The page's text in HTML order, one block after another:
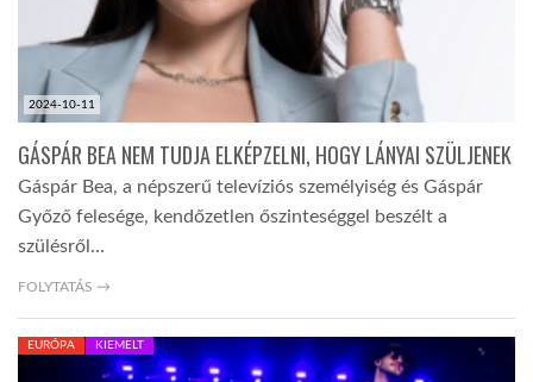
2024-10-11
GÁSPÁR BEA NEM TUDJA ELKÉPZELNI, HOGY LÁNYAI SZÜLJENEK
Gáspár Bea, a népszerű televíziós személyiség és Gáspár
Győző felesége, kendőzetlen őszinteséggel beszélt a
szülésről…
FOLYTATÁS →
EURÓPA KIEMELT